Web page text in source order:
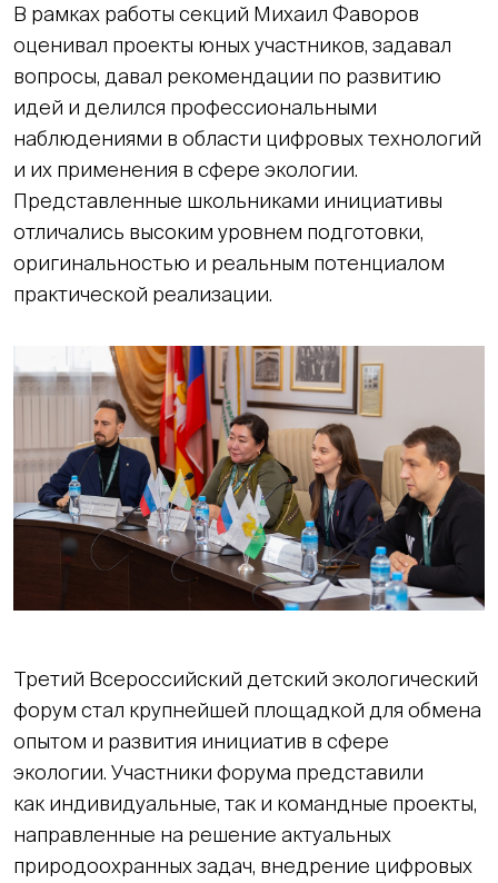
В рамках работы секций Михаил Фаворов
оценивал проекты юных участников, задавал
вопросы, давал рекомендации по развитию
идей и делился профессиональными
наблюдениями в области цифровых технологий
и их применения в сфере экологии.
Представленные школьниками инициативы
отличались высоким уровнем подготовки,
оригинальностью и реальным потенциалом
практической реализации.
Третий Всероссийский детский экологический
форум стал крупнейшей площадкой для обмена
опытом и развития инициатив в сфере
экологии. Участники форума представили
как индивидуальные, так и командные проекты,
направленные на решение актуальных
природоохранных задач, внедрение цифровых